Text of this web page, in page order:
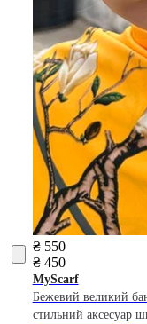
₴ 550
₴ 450
MyScarf
Бежевий великий
стильний аксесуар